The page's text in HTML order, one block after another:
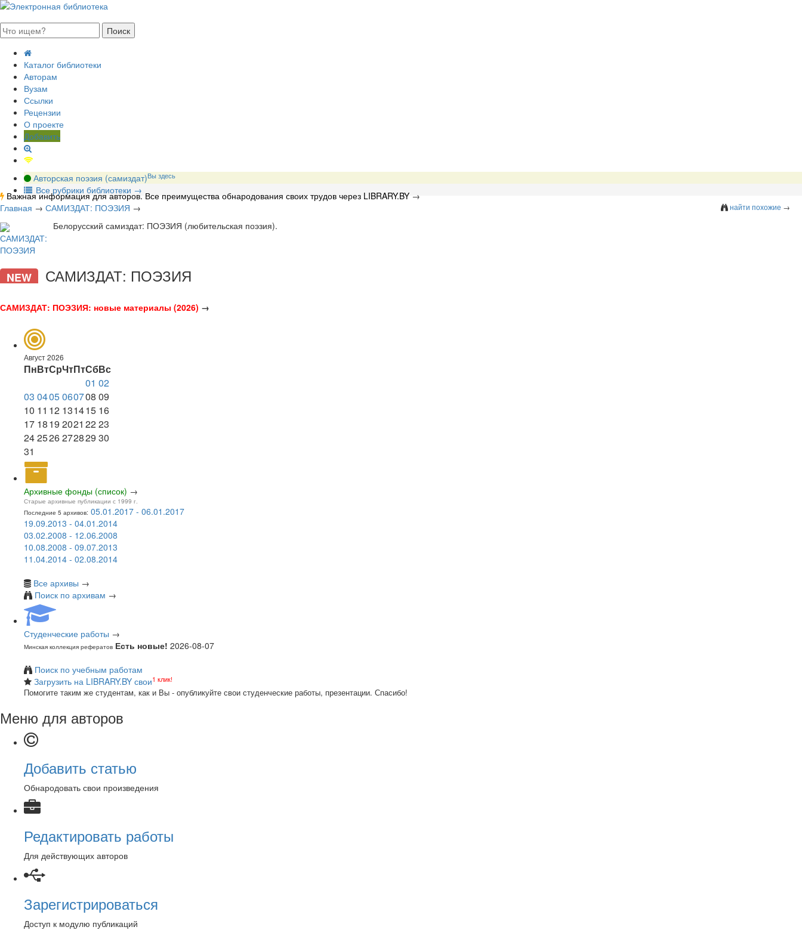
Каталог библиотеки
Авторам
Вузам
Ссылки
Рецензии
О проекте
Добавить
Авторская поэзия (самиздат)Вы здесь
Все рубрики библиотеки →
Важная информация для авторов. Все преимущества обнародования своих трудов через LIBRARY.BY →
найти похожие →
Главная → САМИЗДАТ: ПОЭЗИЯ →
Белорусский самиздат: ПОЭЗИЯ (любительская поэзия).
NEW САМИЗДАТ: ПОЭЗИЯ
САМИЗДАТ: ПОЭЗИЯ: новые материалы (2026) →
Август 2026
ПнВтСрЧтПтСбВс
01 02
03 0405060708 09
10 11 12 131415 16
17 1819 2021 2223
242526272829 30
31
Архивные фонды (список) →
Старые архивные публикации с 1999 г.
Последние 5 архивов: 05.01.2017 - 06.01.2017
19.09.2013 - 04.01.2014
03.02.2008 - 12.06.2008
10.08.2008 - 09.07.2013
11.04.2014 - 02.08.2014
Все архивы →
Поиск по архивам →
Студенческие работы →
Минская коллекция рефератов Есть новые! 2026-08-07
Поиск по учебным работам
Загрузить на LIBRARY.BY свои1 клик!
Помогите таким же студентам, как и Вы - опубликуйте свои студенческие работы, презентации. Спасибо!
Меню для авторов
Добавить статью
Обнародовать свои произведения
Редактировать работы
Для действующих авторов
Зарегистрироваться
Доступ к модулю публикаций